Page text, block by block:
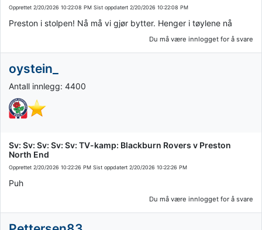
Opprettet 2/20/2026 10:22:08 PM Sist oppdatert 2/20/2026 10:22:08 PM
Preston i stolpen! Nå må vi gjør bytter. Henger i tøylene nå
Du må være innlogget for å svare
oystein_
Antall innlegg: 4400
Sv: Sv: Sv: Sv: Sv: TV-kamp: Blackburn Rovers v Preston
North End
Opprettet 2/20/2026 10:22:26 PM Sist oppdatert 2/20/2026 10:22:26 PM
Puh
Du må være innlogget for å svare